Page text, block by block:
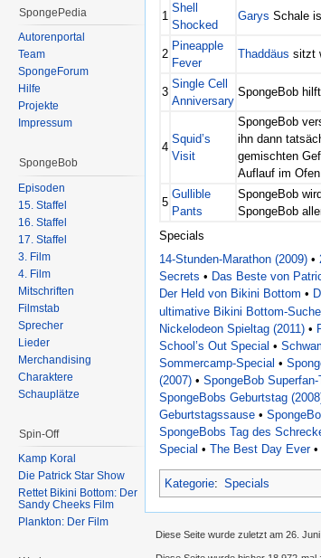
1
Shell
Shocked
Garys Schale
2
Pineapple
Fever
Thaddäus sitzt
3
Single Cell
Anniversary
SpongeBob hilft
4
Squid’s
Visit
SpongeBob
ihn dann
gemischten
Auflauf im
5
Gullible
Pants
SpongeBob
SpongeBob
Specials
14-Stunden-Marathon (2009) •
Secrets • Das Beste von
Der Held von Bikini Bottom •
ultimative Bikini Bottom-Suche
Nickelodeon Spieltag (2011) •
School’s Out Special •
Sommercamp-Special •
(2007) • SpongeBob Superfan-
SpongeBobs Geburtstag
Geburtstagssause •
SpongeBobs Tag des
Special • The Best Day Ever•
Kategorie: Specials
SpongePedia
Autorenportal
Team
SpongeForum
Hilfe
Projekte
Impressum
SpongeBob
Episoden
15. Staffel
16. Staffel
17. Staffel
3. Film
4. Film
Mitschriften
Filmstab
Sprecher
Lieder
Merchandising
Charaktere
Schauplätze
Spin-Off
Kamp Koral
Die Patrick Star Show
Rettet Bikini Bottom: Der
Sandy Cheeks Film
Plankton: Der Film
Diese Seite wurde zuletzt am 26.